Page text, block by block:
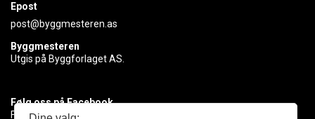
Epost
post@byggmesteren.as
Byggmesteren
Utgis på Byggforlaget AS.
Følg oss på Facebook
Få med deg det siste innen byggebransjen